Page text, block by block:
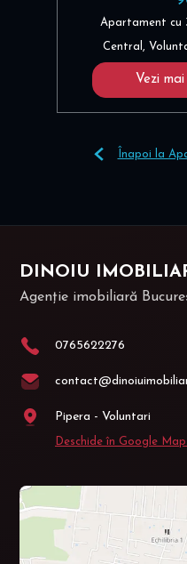
Apartament cu
Central,
Vezi
Înapoi la
DINOIU
Agenție imobiliară
0765622276
Pipera - Voluntari
Deschide în Google